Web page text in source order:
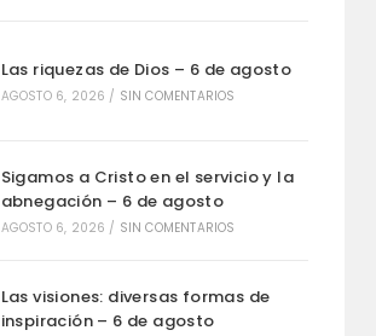
Las riquezas de Dios – 6 de agosto
AGOSTO 6, 2026 / SIN COMENTARIOS
Sigamos a Cristo en el servicio y la
abnegación – 6 de agosto
AGOSTO 6, 2026 / SIN COMENTARIOS
Las visiones: diversas formas de
inspiración – 6 de agosto